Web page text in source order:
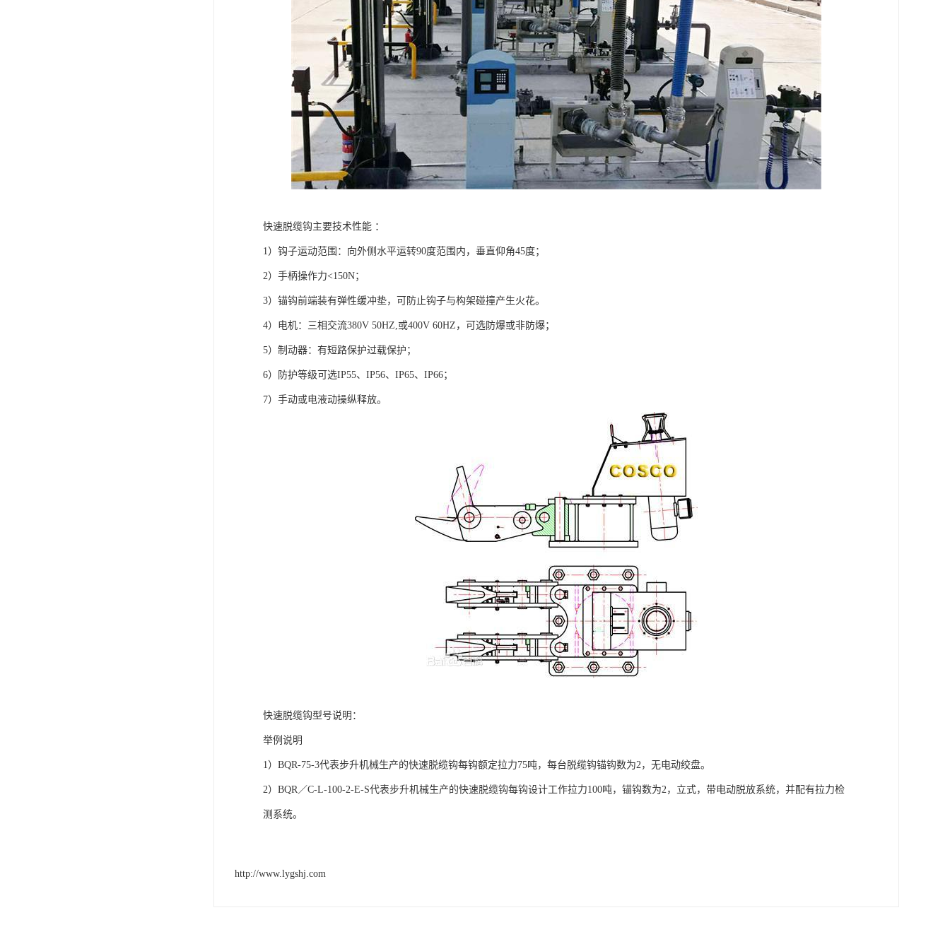
快速脱缆钩主要技术性能 ：
1）钩子运动范围：向外侧水平运转90度范围内，垂直仰角45度；
2）手柄操作力<150N；
3）锚钩前端装有弹性缓冲垫，可防止钩子与构架碰撞产生火花。
4）电机：三相交流380V 50HZ,或400V 60HZ，可选防爆或非防爆；
5）制动器：有短路保护过载保护；
6）防护等级可选IP55、IP56、IP65、IP66；
7）手动或电液动操纵释放。
快速脱缆钩型号说明：
举例说明
1）BQR-75-3代表步升机械生产的快速脱缆钩每钩额定拉力75吨，每台脱缆钩锚钩数为2，无电动绞盘。
2）BQR／C-L-100-2-E-S代表步升机械生产的快速脱缆钩每钩设计工作拉力100吨，锚钩数为2，立式，带电动脱放系统，并配有拉力检
测系统。
http://www.lygshj.com